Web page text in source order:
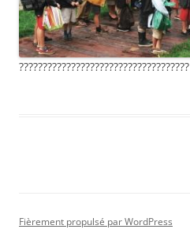
????????????????????????????????????
Fièrement propulsé par WordPress